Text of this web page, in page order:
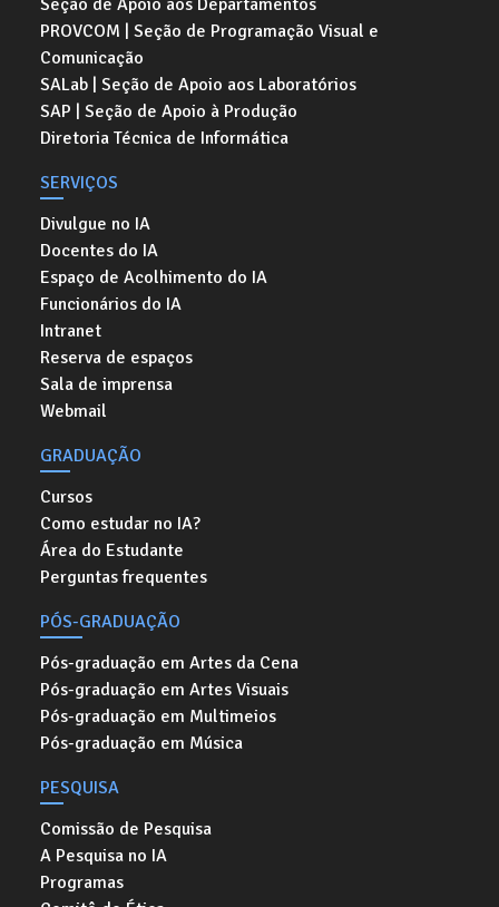
PROVCOM | Seção de Programação Visual e
Comunicação
SALab | Seção de Apoio aos Laboratórios
SAP | Seção de Apoio à Produção
Diretoria Técnica de Informática
SERVIÇOS
Divulgue no IA
Docentes do IA
Espaço de Acolhimento do IA
Funcionários do IA
Intranet
Reserva de espaços
Sala de imprensa
Webmail
GRADUAÇÃO
Cursos
Como estudar no IA?
Área do Estudante
Perguntas frequentes
PÓS-GRADUAÇÃO
Pós-graduação em Artes da Cena
Pós-graduação em Artes Visuais
Pós-graduação em Multimeios
Pós-graduação em Música
PESQUISA
Comissão de Pesquisa
A Pesquisa no IA
Programas